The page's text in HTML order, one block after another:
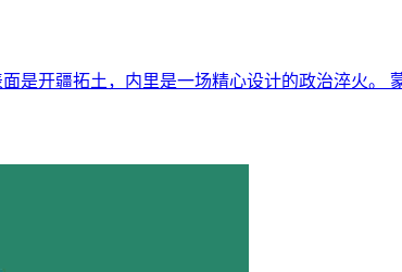
开疆拓土，内里是一场精心设计的政治淬火。